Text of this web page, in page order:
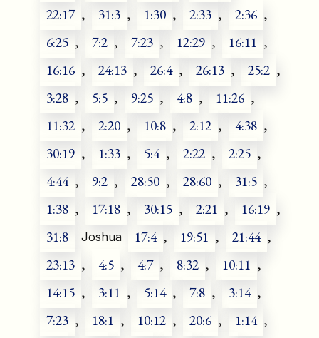
22:17 , 31:3 , 1:30 , 2:33 , 2:36 ,
6:25 , 7:2 , 7:23 , 12:29 , 16:11 ,
16:16 , 24:13 , 26:4 , 26:13 , 25:2 ,
3:28 , 5:5 , 9:25 , 4:8 , 11:26 ,
11:32 , 2:20 , 10:8 , 2:12 , 4:38 ,
30:19 , 1:33 , 5:4 , 2:22 , 2:25 ,
4:44 , 9:2 , 28:50 , 28:60 , 31:5 ,
1:38 , 17:18 , 30:15 , 2:21 , 16:19 ,
31:8
Joshua 17:4 , 19:51 , 21:44 ,
23:13 , 4:5 , 4:7 , 8:32 , 10:11 ,
14:15 , 3:11 , 5:14 , 7:8 , 3:14 ,
7:23 , 18:1 , 10:12 , 20:6 , 1:14 ,